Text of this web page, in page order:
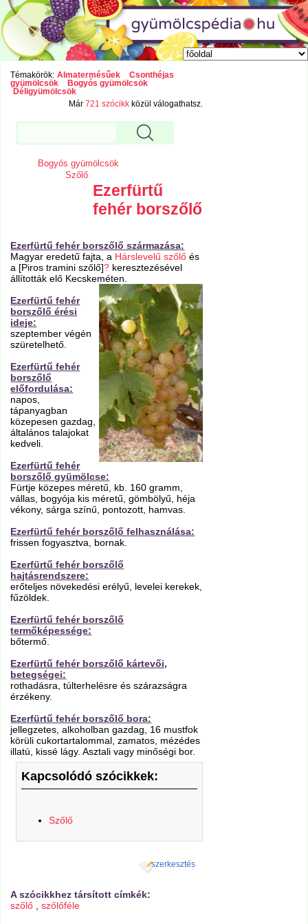
Témakörök: Almatermésűek
Csonthéjas
gyümölcsök
Bogyós gyümölcsök
Déligyümölcsök
Már721 szócikk közül válogathatsz.
Bogyós gyümölcsök
Szőlő
Ezerfürtű
fehér borszőlő
Ezerfürtű fehér borszőlő származása:
Magyar eredetű fajta, a Hárslevelű szőlő és
a [Piros tramini szőlő]? keresztezésével
állították elő Kecskeméten.
Ezerfürtű fehér
borszőlő érési
ideje:
szeptember végén
szüretelhető.
Ezerfürtű fehér
borszőlő
előfordulása:
napos,
tápanyagban
közepesen gazdag,
általános talajokat
kedveli.
Ezerfürtű fehér
borszőlő gyümölcse:
Fürtje közepes méretű, kb. 160 gramm,
vállas, bogyója kis méretű, gömbölyű, héja
vékony, sárga színű, pontozott, hamvas.
Ezerfürtű fehér borszőlő felhasználása:
frissen fogyasztva, bornak.
Ezerfürtű fehér borszőlő
hajtásrendszere:
erőteljes növekedési erélyű, levelei kerekek,
fűzöldek.
Ezerfürtű fehér borszőlő
termőképessége:
bőtermő.
Ezerfürtű fehér borszőlő kártevői,
betegségei:
rothadásra, túlterhelésre és szárazságra
érzékeny.
Ezerfürtű fehér borszőlő bora:
jellegzetes, alkoholban gazdag, 16 mustfok
körüli cukortartalommal, zamatos, mézédes
illatú, kissé lágy. Asztali vagy minőségi bor.
Kapcsolódó szócikkek:
Szőlő
szerkesztés
A szócikkhez társított címkék:
szőlő ,szőlőféle